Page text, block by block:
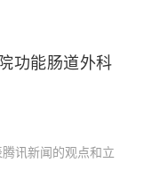
功能肠道外科
讯新闻的观点和立